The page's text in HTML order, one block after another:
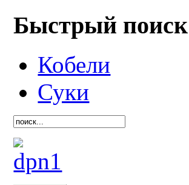
Быстрый поиск
Кобели
Суки